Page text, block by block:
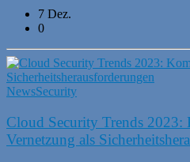
7 Dez.
0
NewsSecurity
Cloud Security Trends 2023:
Vernetzung als